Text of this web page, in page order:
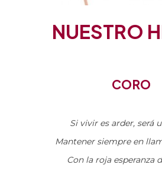
NUESTRO
CORO
Si vivir es arder, será
Mantener siempre en
Con la roja esperanza